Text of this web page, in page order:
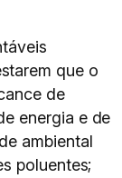
que o
de
energia e de
ambiental
poluentes;